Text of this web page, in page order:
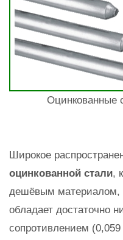
Оцинкованные
Широкое
оцинкованной стали,
дешёвым материалом,
обладает достаточно
сопротивлением